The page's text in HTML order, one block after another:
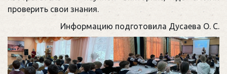
проверить свои знания.
Информацию подготовила Дусаева О. С.